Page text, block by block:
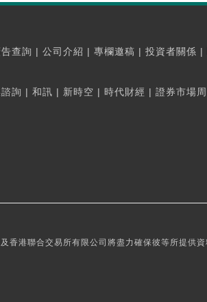
查詢 | 公司介紹 | 專欄邀稿 | 投資者關係 |
詢 | 和訊 | 新時空 | 時代財經 | 證券市場周
香港聯合交易所有限公司將盡力確保彼等所提供